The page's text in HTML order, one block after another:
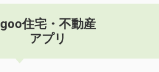
goo住宅・不動産
アプリ